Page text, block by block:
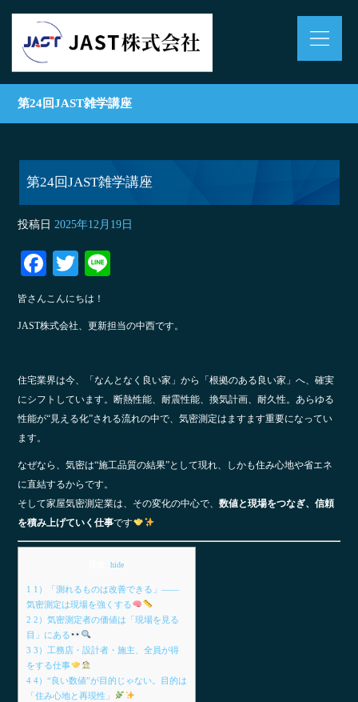
第24回JAST雑学講座
第24回JAST雑学講座
投稿日 2025年12月19日
Fa
ce
bo
ok
T
wi
tte
r
皆さんこんにちは！
JAST株式会社、更新担当の中西です。
住宅業界は今、「なんとなく良い家」から「根拠のある良い家」へ、確実
にシフトしています。断熱性能、耐震性能、換気計画、耐久性。あらゆる
性能が“見える化”される流れの中で、気密測定はますます重要になってい
ます。
なぜなら、気密は“施工品質の結果”として現れ、しかも住み心地や省エネ
に直結するからです。
そして家屋気密測定業は、その変化の中心で、数値と現場をつなぎ、信頼
を積み上げていく仕事です
hide]
1 1）「測れるものは改善できる」――
気密測定は現場を強くする
2 2）気密測定者の価値は「現場を見る
目」にある
3 3）工務店・設計者・施主、全員が得
をする仕事
4 4）“良い数値”が目的じゃない。目的は
「住み心地と再現性」